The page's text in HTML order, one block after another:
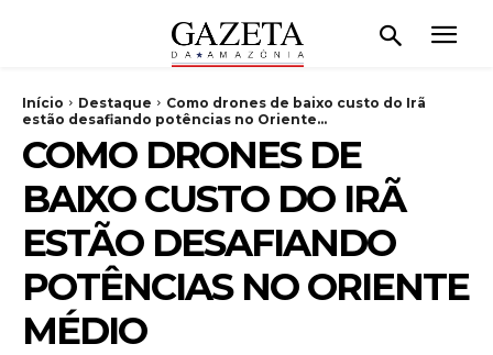
Início Destaque
Como drones de baixo custo do Irã
estão desafiando potências no Oriente...
COMO DRONES DE
BAIXO CUSTO DO IRÃ
ESTÃO DESAFIANDO
POTÊNCIAS NO ORIENTE
MÉDIO